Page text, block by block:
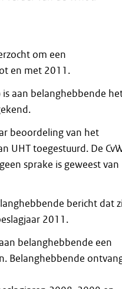
om een
en met 2011.
aan belanghebbende
beoordeling van het
UHT toegestuurd. De
sprake is geweest van
bericht dat
2011.
belanghebbende een
Belanghebbende